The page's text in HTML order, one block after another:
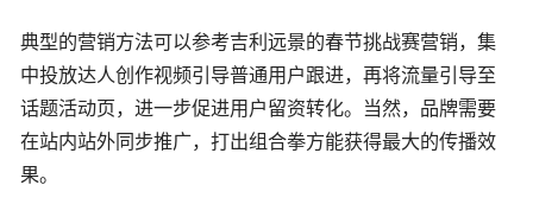
典型的营销方法可以参考吉利远景的春节挑战赛营销，集
中投放达人创作视频引导普通用户跟进，再将流量引导至
话题活动页，进一步促进用户留资转化。当然，品牌需要
在站内站外同步推广，打出组合拳方能获得最大的传播效
果。